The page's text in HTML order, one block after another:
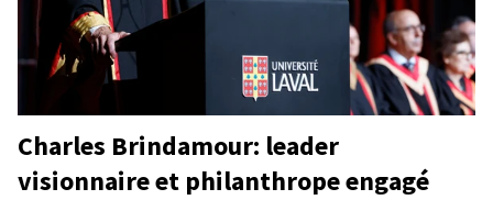
Charles Brindamour: leader
visionnaire et philanthrope engagé